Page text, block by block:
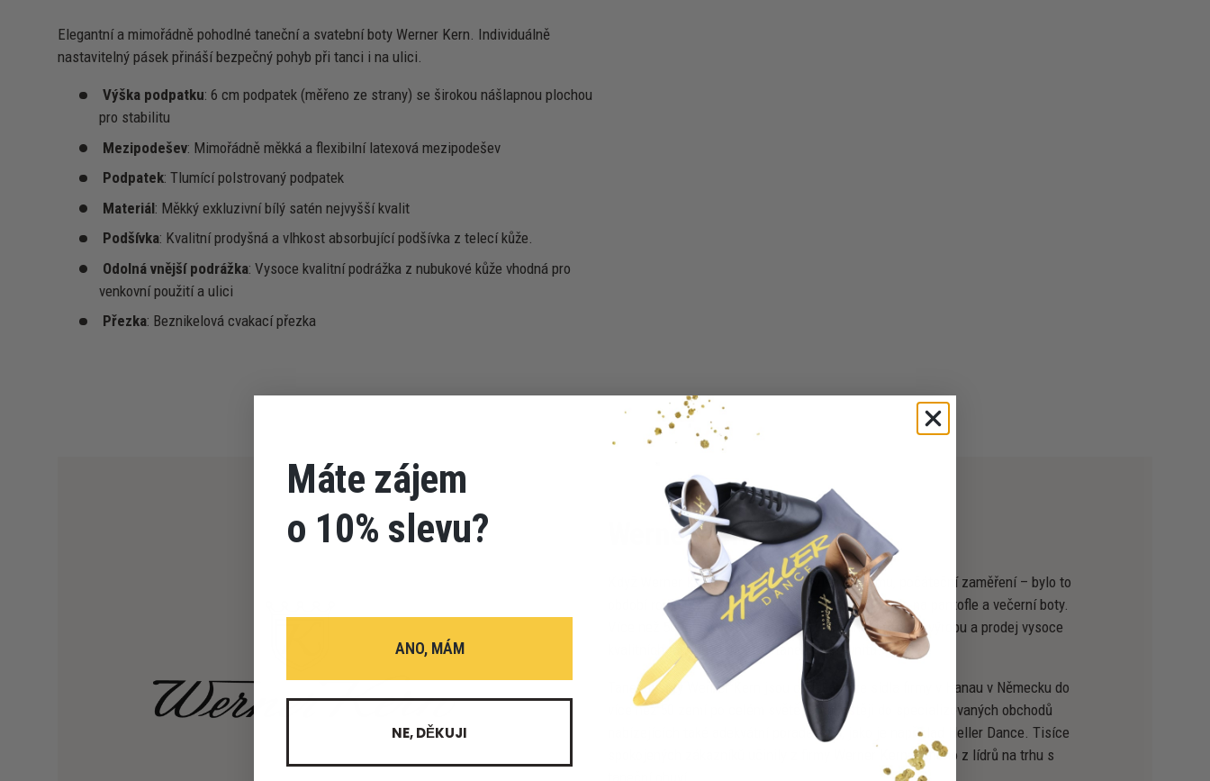
Elegantní a mimořádně pohodlné taneční a svatební boty Werner Kern. Individuálně
nastavitelný pásek přináší bezpečný pohyb při tanci i na ulici.
Výška podpatku: 6 cm podpatek (měřeno ze strany) se širokou nášlapnou plochou
pro stabilitu
Mezipodešev: Mimořádně měkká a flexibilní latexová mezipodešev
Podpatek: Tlumící polstrovaný podpatek
Materiál: Měkký exkluzivní bílý satén nejvyšší kvalit
Podšívka: Kvalitní prodyšná a vlhkost absorbující podšívka z telecí kůže.
Odolná vnější podrážka: Vysoce kvalitní podrážka z nubukové kůže vhodná pro
venkovní použití a ulici
Přezka: Beznikelová cvakací přezka
Werner Kern
Když Werner Kern v roce 1955 založil svou firmu, počáteční zaměření – bylo to
období rodícího se "hospodářského zázraku" – bylo na pantofle a večerní boty.
Více než 50 let už se ale zaměřuje výhradně na návrh, výrobu a prodej vysoce
kvalitních tanečních bot pro taneční komunitu.
Taneční boty Werner Kern jsou dodávány ze sídla firmy v Hanau v Německu do
více než 50 zemí po celém světě – nejčastěji do specializovaných obchodů
nabízejících také adekvátní poradenství, jako je například Heller Dance. Tisíce
spokojených zákazníků učinily z firmy Werner Kern jednoho z lídrů na trhu s
Máte zájem
o 10% slevu?
ANO, MÁM
NE, DĚKUJI